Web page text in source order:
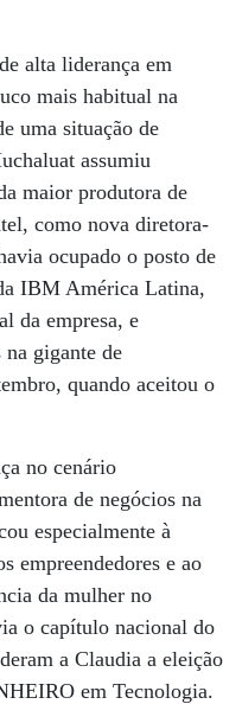
alta liderança em
mais habitual na
uma situação de
assumiu
maior produtora de
como nova diretora-
ocupado o posto de
IBM América Latina,
da empresa, e
gigante de
quando aceitou o
no cenário
de negócios na
especialmente à
empreendedores e ao
da mulher no
o capítulo nacional do
a Claudia a eleição
em Tecnologia.